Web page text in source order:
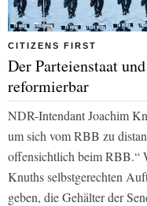
CITIZENS FIRST
Der Parteienstaat
reformierbar
NDR-Intendant Joachim
um sich vom RBB zu
offensichtlich beim RBB.“
Knuths selbstgerechten
geben, die Gehälter der